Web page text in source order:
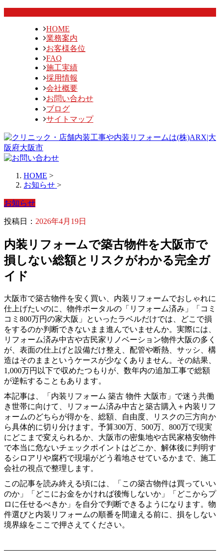
HOME
業務案内
お客様各位
FAQ
施工実績
採用情報
会社概要
お問い合わせ
ブログ
サイトマップ
HOME >
お知らせ >
お知らせ
投稿日： 2026年4月19日
内装リフォームで築古物件を大阪市で
損しない総額とリスクがわかる完全ガ
イド
大阪市で築古物件を安く買い、内装リフォームでおしゃれに
仕上げたいのに、物件ポータルの「リフォーム済み」「コミ
コミ800万円の家大阪」といったラベルだけでは、どこで損
をするのか判断できないまま進んでいませんか。実際には、
リフォーム済み中古や古民家リノベーション物件大阪の多く
が、表面の仕上げと設備だけ整え、配管や断熱、サッシ、構
造はそのままというケースが少なくありません。その結果、
1,000万円以下で収めたつもりが、数年内の追加工事で総額
が逆転することもあります。
本記事は、「内装リフォーム 築古 物件 大阪市」で迷う共働
き世帯に向けて、リフォーム済み中古と築古購入＋内装リフ
ォームのどちらが得かを、総額、自由度、リスクの三方向か
ら具体的に切り分けます。予算300万、500万、800万で現実
にどこまで変えられるか、大阪市の密集地や古民家格安物件
で本当に危ないチェックポイントはどこか、解体後に判明す
るシロアリや腐朽で現場がどう着地させているかまで、施工
会社の視点で整理します。
この記事を読み終える頃には、「この築古物件は買っていい
のか」「どこにお金をかければ後悔しないか」「どこからプ
ロに任せるべきか」を自分で判断できるようになります。物
件選びと内装リフォームの順番を間違える前に、損をしない
境界線をここで押さえてください。